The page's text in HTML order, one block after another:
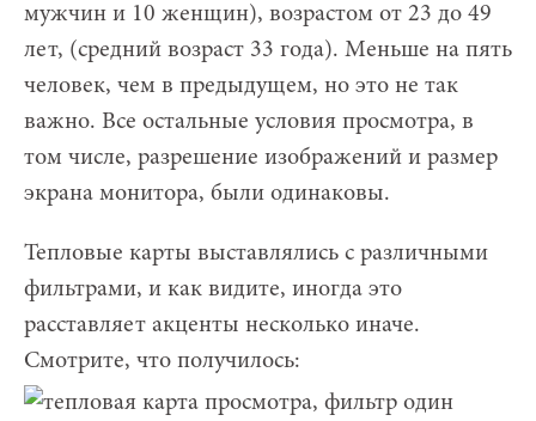
мужчин и 10 женщин), возрастом от 23 до 49
лет, (средний возраст 33 года). Меньше на пять
человек, чем в предыдущем, но это не так
важно. Все остальные условия просмотра, в
том числе, разрешение изображений и размер
экрана монитора, были одинаковы.
Тепловые карты выставлялись с различными
фильтрами, и как видите, иногда это
расставляет акценты несколько иначе.
Смотрите, что получилось: